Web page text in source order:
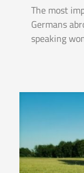
The most
Germans
speaking